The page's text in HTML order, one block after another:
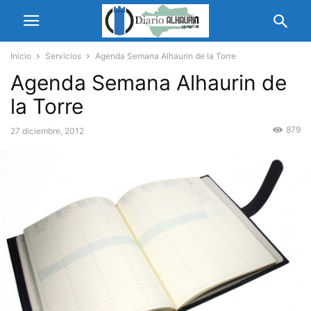
Inicio Servicios Agenda Semana Alhaurin de la Torre
Agenda Semana Alhaurin de
la Torre
27 diciembre, 2012 879